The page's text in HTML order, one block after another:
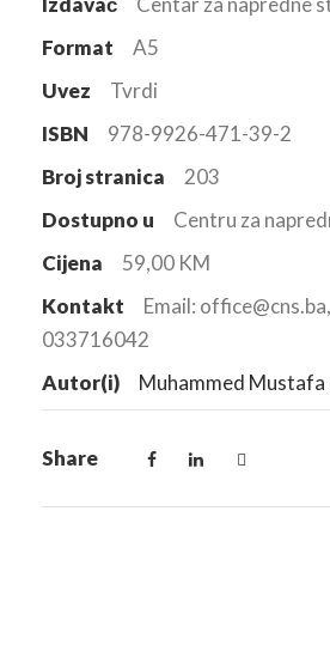
Format
A5
Uvez
Tvrdi
ISBN
978-9926-471-39-2
Broj stranica
203
Dostupno u
Centru za
Cijena
59,00 KM
Kontakt
Email:
033716042
Autor(i)
Muhammed Mustafa
Share